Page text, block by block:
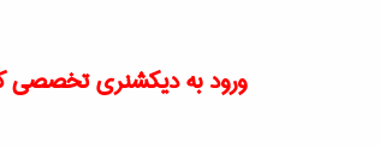
ورود به دیکشنری تخصصی